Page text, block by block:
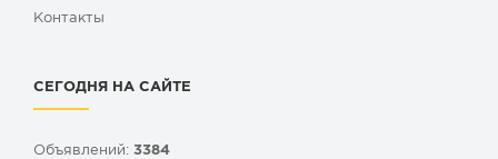
Контакты
СЕГОДНЯ НА САЙТЕ
Объявлений: 3384